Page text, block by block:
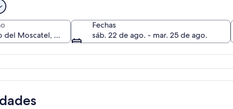
Fechas
sáb. 22 de ago. - mar. 25 de ago.